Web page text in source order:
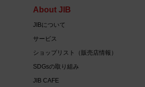
About JIB
JIBについて
サービス
ショップリスト（販売店情報）
SDGsの取り組み
JIB CAFE